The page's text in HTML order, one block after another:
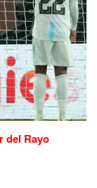
del Rayo